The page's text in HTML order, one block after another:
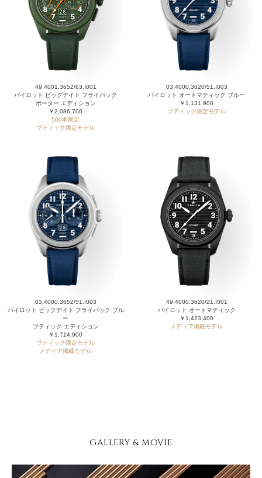
49.4001.3652/63.I001
パイロット ビッグデイト フライバック
ポーター エディション
￥2,086,700
500本限定
ブティック限定モデル
03.4000.3620/51.I003
パイロット オートマティック ブルー
￥1,131,900
ブティック限定モデル
03.4000.3652/51.I003
パイロット ビックデイト フライバック ブル
ー
ブティック エディション
￥1,714,900
ブティック限定モデル
メディア掲載モデル
49.4000.3620/21.I001
パイロット オートマティック
￥1,423,400
メディア掲載モデル
GALLERY & MOVIE